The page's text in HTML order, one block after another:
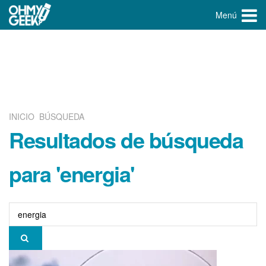
Menú
INICIO BÚSQUEDA
Resultados de búsqueda
para 'energia'